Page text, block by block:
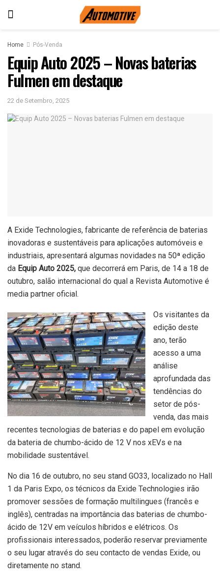
Home Pós-Venda
Equip Auto 2025 – Novas baterias
Fulmen em destaque
22 de Setembro, 2025
A Exide Technologies, fabricante de referência de baterias
inovadoras e sustentáveis ​​para aplicações automóveis e
industriais, apresentará algumas novidades na 50ª edição
da Equip Auto 2025, que decorrerá em Paris, de 14 a 18 de
outubro, salão internacional do qual a Revista Automotive é
media partner oficial.
Os visitantes da
edição deste
ano, terão
acesso a uma
análise
aprofundada das
tendências do
setor de pós-
venda, das mais
recentes tecnologias de baterias e do papel em evolução
da bateria de chumbo-ácido de 12 V nos xEVs e na
mobilidade sustentável.
No dia 16 de outubro, no seu stand GO33, localizado no Hall
1 da Paris Expo, os técnicos da Exide Technologies irão
promover sessões de formação multilingues (francês e
inglês), centradas na importância das baterias de chumbo-
ácido de 12V em veículos híbridos e elétricos. Os
profissionais interessados, poderão reservar previamente
o seu lugar através do seu contacto de vendas Exide, ou
diretamente no stand.